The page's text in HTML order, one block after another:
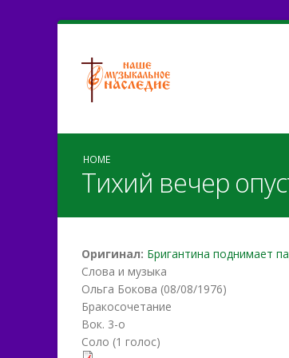
HOME
Тихий вечер
Оригинал: Бригантина поднимает
Слова и музыка
Ольга Бокова (08/08/1976)
Бракосочетание
Вок. 3-о
Соло (1 голос)